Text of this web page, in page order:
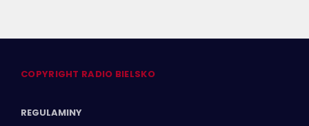
COPYRIGHT RADIO BIELSKO
REGULAMINY